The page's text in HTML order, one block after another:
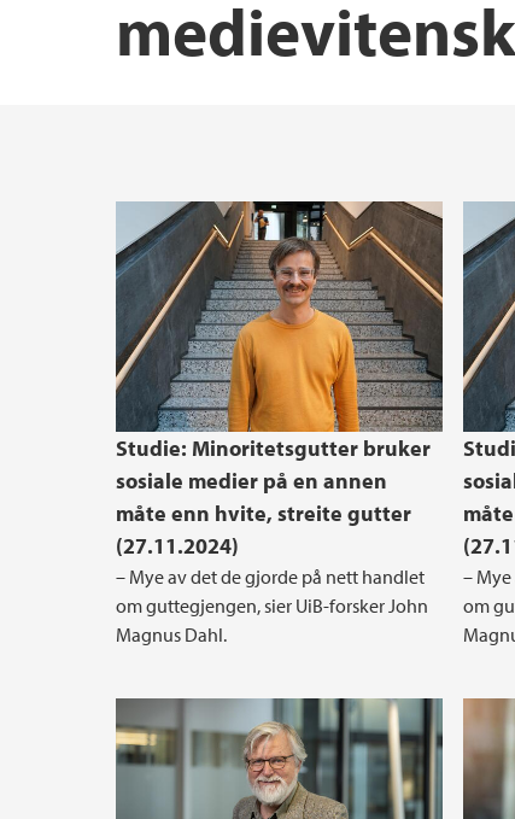
Hva kan du bli?
Instituttledelsen
Studie: Minoritetsgutter bruker
sosiale medier på en annen
måte enn hvite, streite gutter
(27.11.2024)
– Mye av det de gjorde på nett handlet
om guttegjengen, sier UiB-forsker John
Magnus Dahl.
–
om